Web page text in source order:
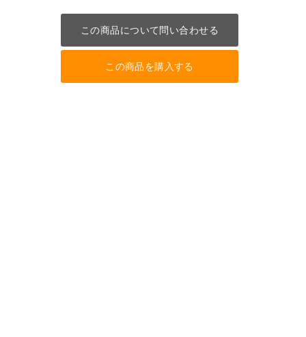
この商品について問い合わせる
この商品を購入する